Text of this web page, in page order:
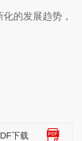
的发展趋势，
下载